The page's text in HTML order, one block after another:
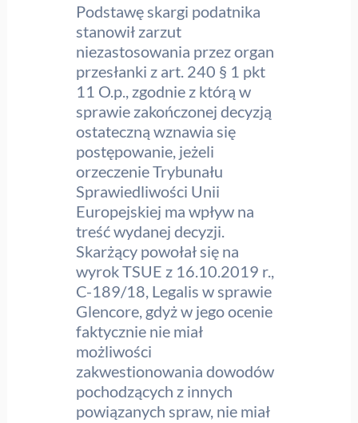
Podstawę skargi podatnika
stanowił zarzut
niezastosowania przez organ
przesłanki z art. 240 § 1 pkt
11 O.p., zgodnie z którą w
sprawie zakończonej decyzją
ostateczną wznawia się
postępowanie, jeżeli
orzeczenie Trybunału
Sprawiedliwości Unii
Europejskiej ma wpływ na
treść wydanej decyzji.
Skarżący powołał się na
wyrok TSUE z 16.10.2019 r.,
C-189/18, Legalis w sprawie
Glencore, gdyż w jego ocenie
faktycznie nie miał
możliwości
zakwestionowania dowodów
pochodzących z innych
powiązanych spraw, nie miał